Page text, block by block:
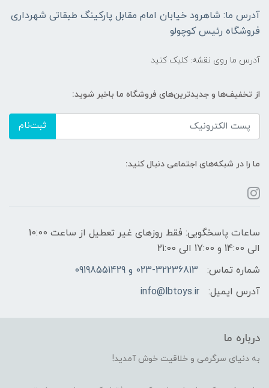
آدرس ما: شاهرود خیابان امام مقابل پارکینگ طبقاتی شهرداری
فروشگاه رئیس کوچولو
آدرس ما روی نقشه: کلیک کنید
از تخفیف‌ها و جدیدترین‌های فروشگاه ما باخبر شوید:
ثبت‌نام
ما را در شبکه‌های اجتماعی دنبال کنید:
ساعات پاسخگویی: فقط روزهای غیر تعطیل از ساعت 10:00
الی 14:00 و 17:00 الی 21:00
شماره تماس:
023-32236813 و 09198551429
آدرس ایمیل:
info@lbtoys.ir
درباره ما
به دنیای سرگرمی و خلاقیت خوش آمدید!